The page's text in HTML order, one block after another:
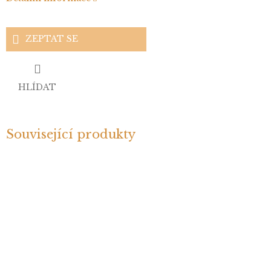
ZEPTAT SE
HLÍDAT
Související produkty